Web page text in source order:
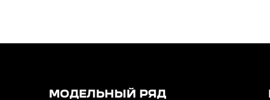
МОДЕЛЬНЫЙ РЯД